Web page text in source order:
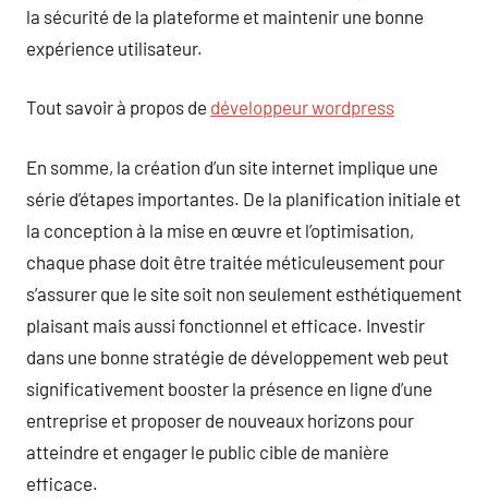
la sécurité de la plateforme et maintenir une bonne
expérience utilisateur.
Tout savoir à propos de développeur wordpress
En somme, la création d’un site internet implique une
série d’étapes importantes. De la planification initiale et
la conception à la mise en œuvre et l’optimisation,
chaque phase doit être traitée méticuleusement pour
s’assurer que le site soit non seulement esthétiquement
plaisant mais aussi fonctionnel et efficace. Investir
dans une bonne stratégie de développement web peut
significativement booster la présence en ligne d’une
entreprise et proposer de nouveaux horizons pour
atteindre et engager le public cible de manière
efficace.